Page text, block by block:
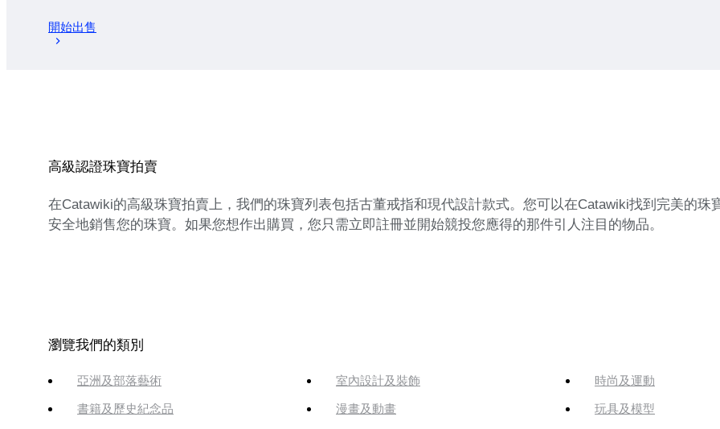
開始出售
高級認證珠寶拍賣
在Catawiki的高級珠寶拍賣上，我們的珠寶列表包括古董戒指和現代設計款式。您可以在Catawiki找到完美的
安全地銷售您的珠寶。如果您想作出購買，您只需立即註冊並開始競投您應得的那件引人注目的物品。
瀏覽我們的類別
亞洲及部落藝術 室內設計及裝飾 時尚及運動
書籍及歷史紀念品 漫畫及動畫 玩具及模型